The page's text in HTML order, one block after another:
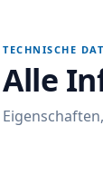
TECHNISCHE
Alle